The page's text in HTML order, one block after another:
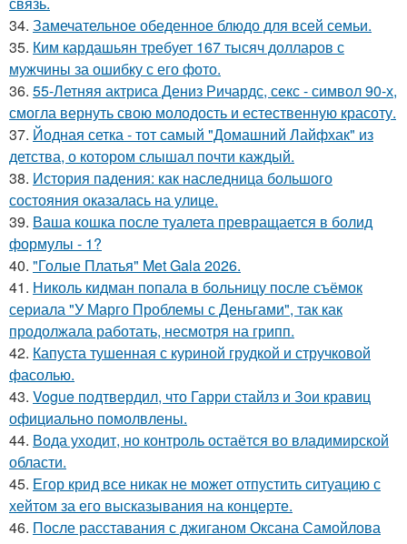
34. Замечательное обеденное блюдо для всей семьи.
35. Ким кардашьян требует 167 тысяч долларов с
мужчины за ошибку с его фото.
36. 55-Летняя актриса Дениз Ричардс, секс - символ 90-х,
смогла вернуть свою молодость и естественную красоту.
37. Йодная сетка - тот самый "Домашний Лайфхак" из
детства, о котором слышал почти каждый.
38. История падения: как наследница большого
состояния оказалась на улице.
39. Ваша кошка после туалета превращается в болид
формулы - 1?
40. "Голые Платья" Met Gala 2026.
41. Николь кидман попала в больницу после съёмок
сериала "У Марго Проблемы с Деньгами", так как
продолжала работать, несмотря на грипп.
42. Капуста тушенная с куриной грудкой и стручковой
фасолью.
43. Vogue подтвердил, что Гарри стайлз и Зои кравиц
официально помолвлены.
44. Вода уходит, но контроль остаётся во владимирской
области.
45. Егор крид все никак не может отпустить ситуацию с
хейтом за его высказывания на концерте.
46. После расставания с джиганом Оксана Самойлова